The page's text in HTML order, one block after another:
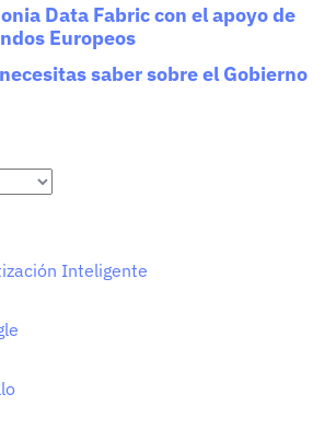
Data Fabric con el apoyo de
Europeos
saber sobre el Gobierno
Inteligente